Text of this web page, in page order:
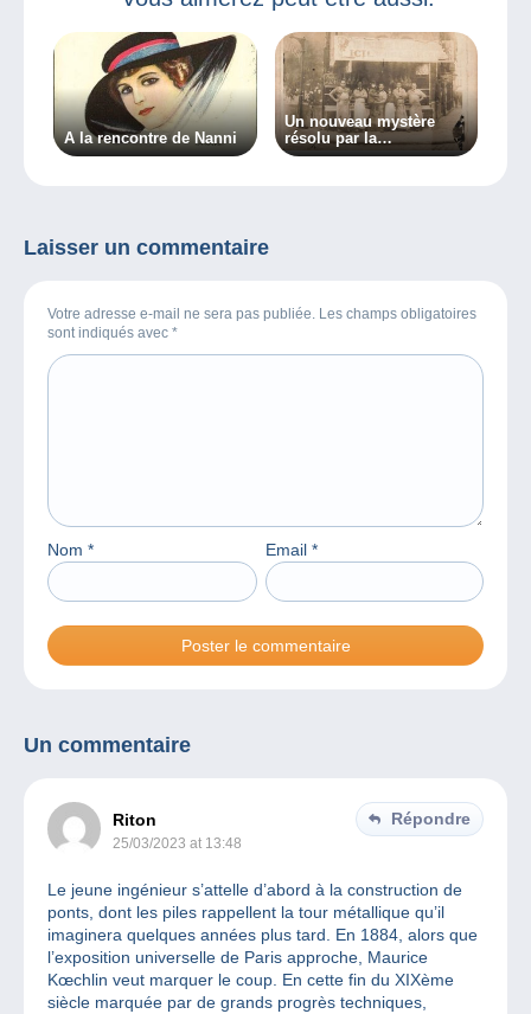
A la rencontre de Nanni
Un nouveau mystère
résolu par la
communauté des
Laisser un commentaire
Votre adresse e-mail ne sera pas publiée. Les champs obligatoires
sont indiqués avec *
Nom * Email *
Un commentaire
Riton
25/03/2023 at 13:48
Répondre
Le jeune ingénieur s’attelle d’abord à la construction de
ponts, dont les piles rappellent la tour métallique qu’il
imaginera quelques années plus tard. En 1884, alors que
l’exposition universelle de Paris approche, Maurice
Kœchlin veut marquer le coup. En cette fin du XIXème
siècle marquée par de grands progrès techniques,